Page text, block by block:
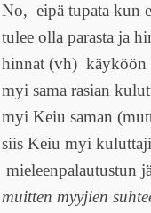
No, eipä tupata kun
tulee olla parasta ja
hinnat (vh) käyköön
myi sama rasian
myi Keiu saman
siis Keiu myi
mieleenpalautustun
muitten myyjien